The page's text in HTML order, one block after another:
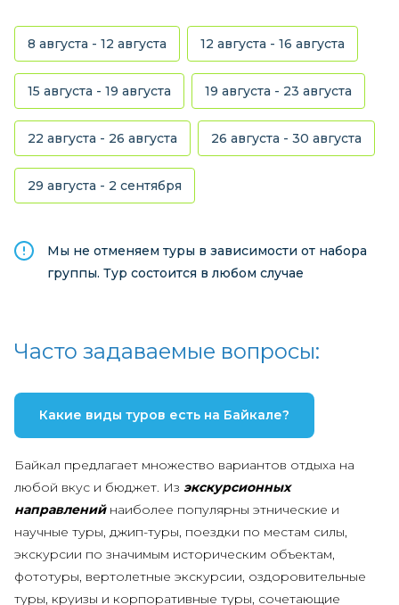
8 августа - 12 августа 12 августа - 16 августа
15 августа - 19 августа 19 августа - 23 августа
22 августа - 26 августа 26 августа - 30 августа
29 августа - 2 сентября
Мы не отменяем туры в зависимости от набора
группы. Тур состоится в любом случае
Часто задаваемые вопросы:
Какие виды туров есть на Байкале?
Байкал предлагает множество вариантов отдыха на
любой вкус и бюджет. Из экскурсионных
направленийнаиболее популярны этнические и
научные туры, джип-туры, поездки по местам силы,
экскурсии по значимым историческим объектам,
фототуры, вертолетные экскурсии, оздоровительные
туры, круизы и корпоративные туры, сочетающие